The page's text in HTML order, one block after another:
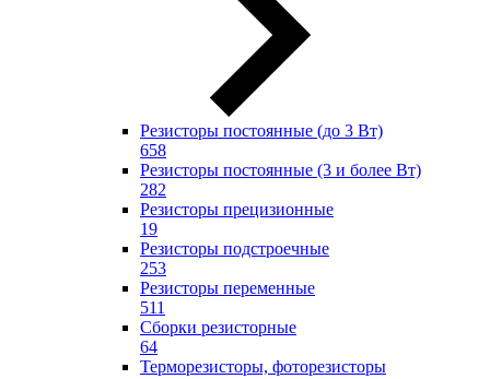
Резисторы постоянные (до 3 Вт)
658
Резисторы постоянные (3 и более Вт)
282
Резисторы прецизионные
19
Резисторы подстроечные
253
Резисторы переменные
511
Сборки резисторные
64
Терморезисторы, фоторезисторы